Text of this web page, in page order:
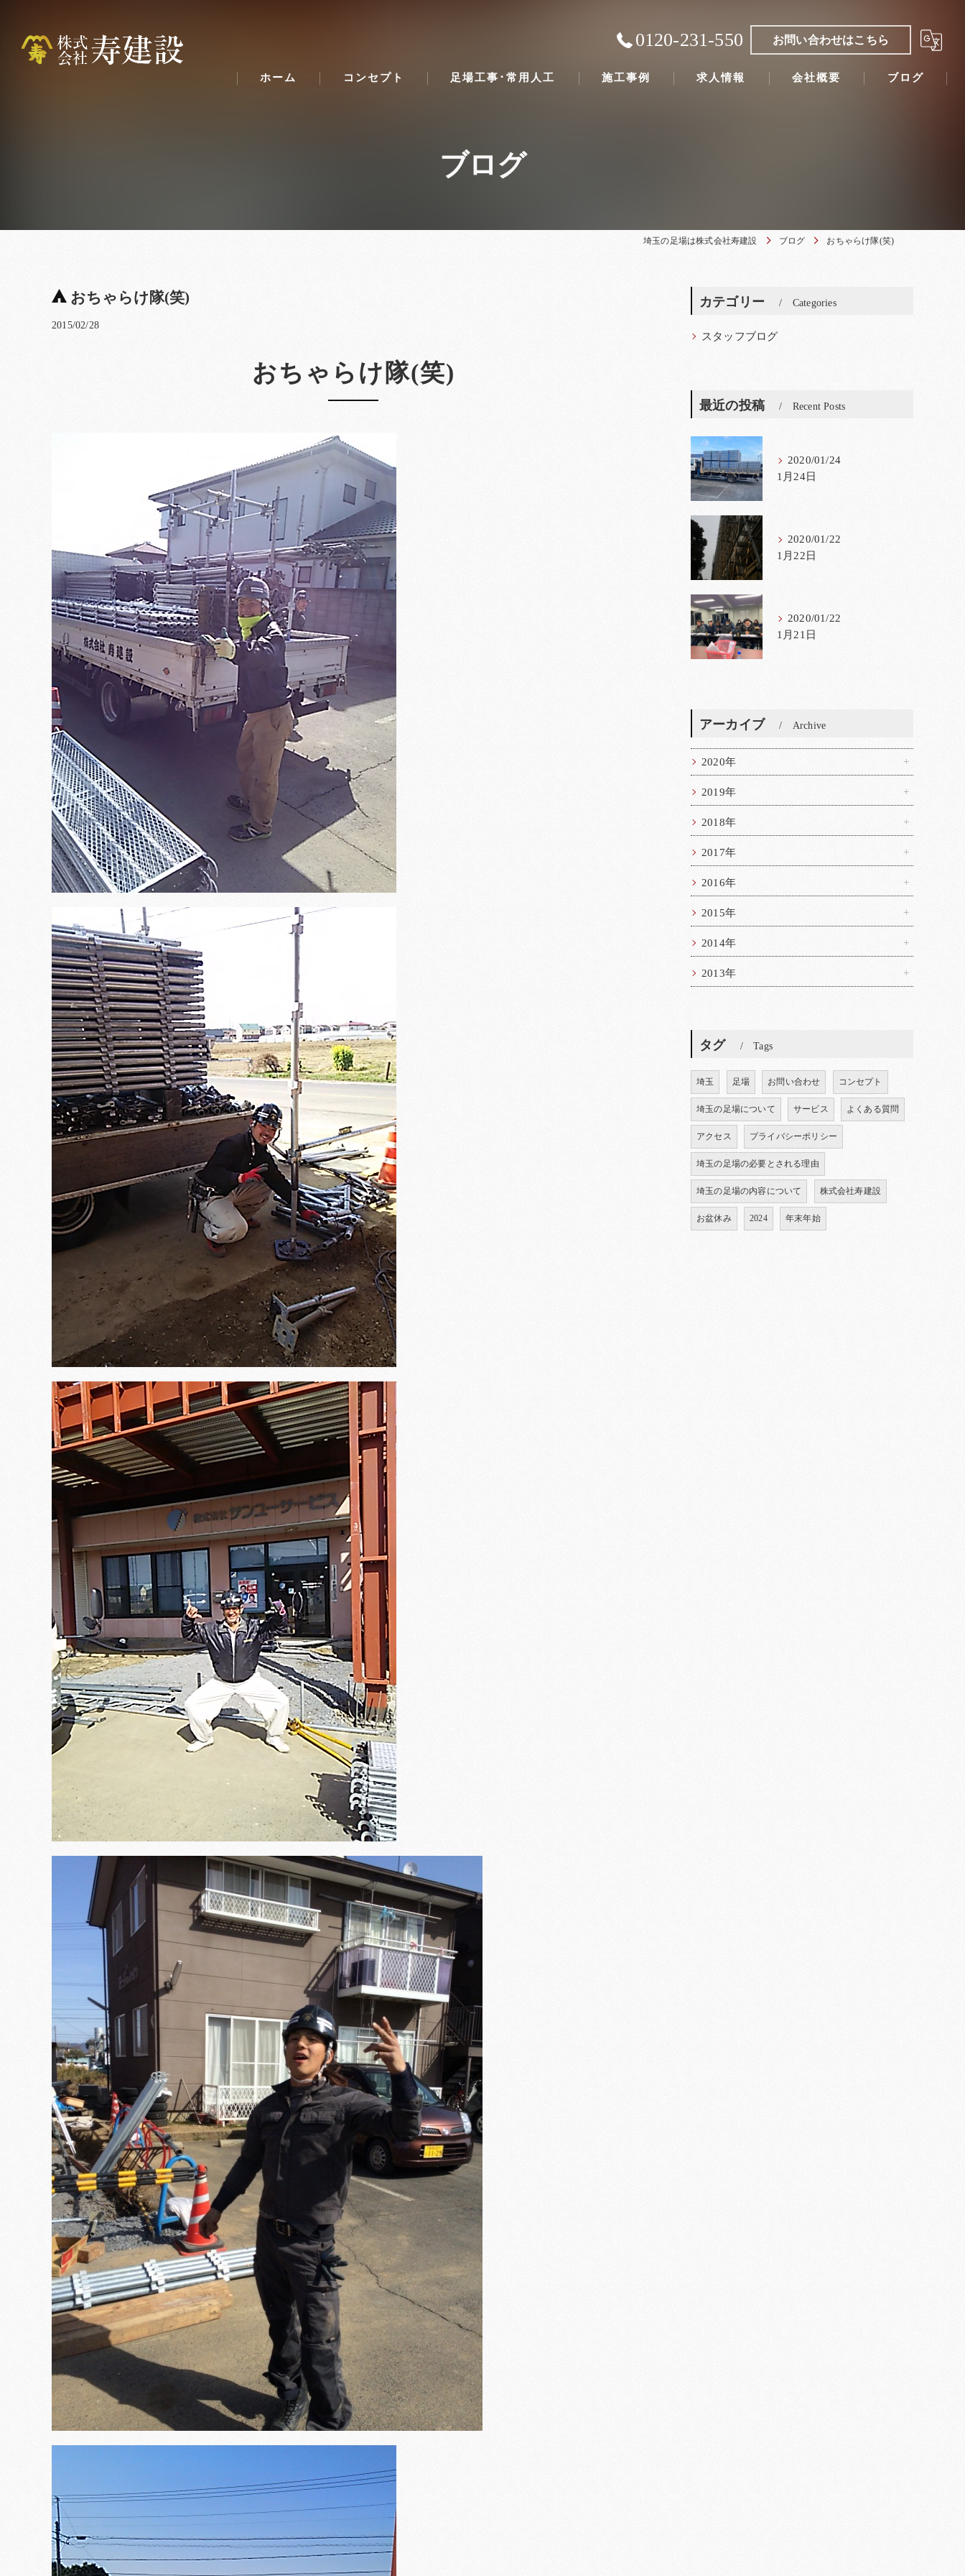
0120-231-550 お問い合わせはこちら
ホーム コンセプト 足場工事･常用人工 施工事例 求人情報 会社概要 ブログ
ブログ
埼玉の足場は株式会社寿建設 ブログ おちゃらけ隊(笑)
おちゃらけ隊(笑)
2015/02/28
おちゃらけ隊(笑)
カテゴリー Categories
スタッフブログ
最近の投稿 Recent Posts
2020/01/24
1月24日
2020/01/22
1月22日
2020/01/22
1月21日
アーカイブ Archive
2020年
2019年
2018年
2017年
2016年
2015年
2014年
2013年
タグ Tags
埼玉 足場 お問い合わせ コンセプト
埼玉の足場について サービス よくある質問
アクセス プライバシーポリシー
埼玉の足場の必要とされる理由
埼玉の足場の内容について 株式会社寿建設
お盆休み 2024 年末年始